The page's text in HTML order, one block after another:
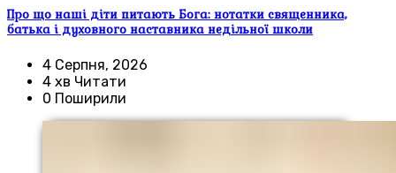
Про що наші діти питають Бога: нотатки священника,
батька і духовного наставника недільної школи
4 Серпня, 2026
4 хв Читати
0 Поширили